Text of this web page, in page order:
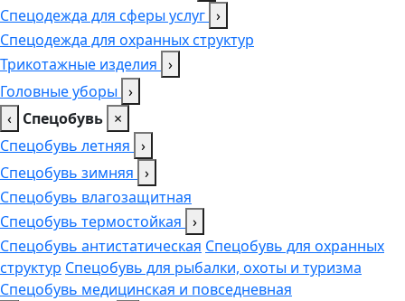
Спецодежда для сферы услуг ›
Спецодежда для охранных структур
Трикотажные изделия ›
Головные уборы ›
‹ Спецобувь ×
Спецобувь летняя ›
Спецобувь зимняя ›
Спецобувь влагозащитная
Спецобувь термостойкая ›
Спецобувь антистатическая Спецобувь для охранных
структур Спецобувь для рыбалки, охоты и туризма
Спецобувь медицинская и повседневная